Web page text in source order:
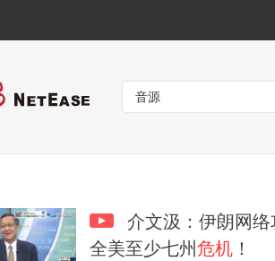
介文汲：伊朗网
全美至少七州危机 ！